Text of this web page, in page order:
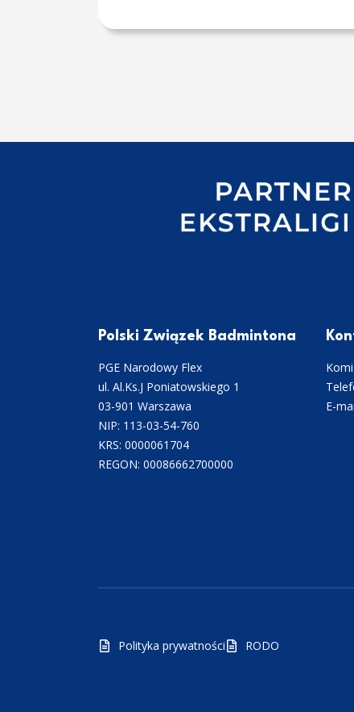
Polski Związek Badmintona
PGE Narodowy Flex
ul. Al.Ks.J Poniatowskiego 1
03-901 Warszawa
NIP: 113-03-54-760
KRS: 0000061704
REGON: 00086662700000
E-
Polityka prywatności RODO